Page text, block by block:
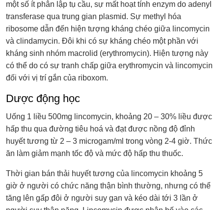
một số ít phân lập tụ cầu, sự mất hoạt tính enzym do adenyl
transferase qua trung gian plasmid. Sự methyl hóa
ribosome dẫn đến hiện tượng kháng chéo giữa lincomycin
và clindamycin. Đôi khi có sự kháng chéo một phần với
kháng sinh nhóm macrolid (erythromycin). Hiện tượng này
có thể do có sự tranh chấp giữa erythromycin và lincomycin
đối với vị trí gắn của riboxom.
Dược động học
Uống 1 liều 500mg lincomycin, khoảng 20 – 30% liều được
hấp thu qua đường tiêu hoá và đạt được nồng độ đỉnh
huyết tương từ 2 – 3 microgam/ml trong vòng 2-4 giờ. Thức
ăn làm giảm mạnh tốc độ và mức độ hấp thu thuốc.
Thời gian bán thải huyết tương của lincomycin khoảng 5
giờ ở người có chức năng thận bình thường, nhưng có thể
tăng lên gấp đôi ở người suy gan và kéo dài tới 3 lần ở